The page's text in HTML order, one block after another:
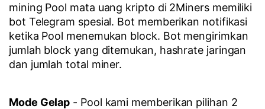
mining Pool mata uang kripto di 2Miners memiliki
bot Telegram spesial. Bot memberikan notifikasi
ketika Pool menemukan block. Bot mengirimkan
jumlah block yang ditemukan, hashrate jaringan
dan jumlah total miner.
Mode Gelap - Pool kami memberikan pilihan 2